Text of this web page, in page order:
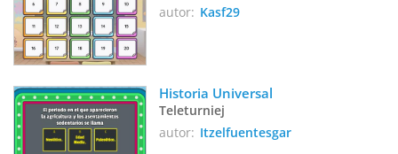
autor: Kasf29
Historia Universal
Teleturniej
autor: Itzelfuentesgar